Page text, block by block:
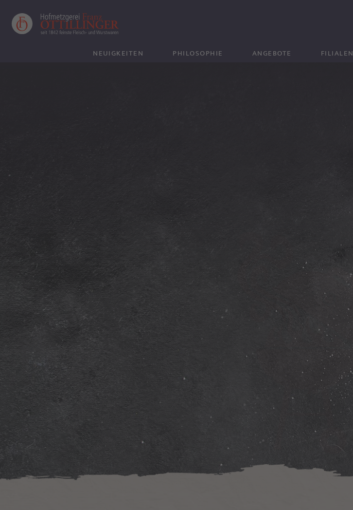
NEUIGKEITEN
PHILOSOPHIE
ANGEBOTE
FILIALEN
„SAY CHEESE“
HOL DIR UNSERE LECKEREN
KÄSEKNACKER!
MEHR ERFAHREN